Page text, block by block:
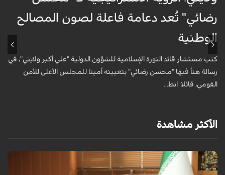
رضائي" تُعد دعامة فاعلة لصون المصالح
الوطنية
كتب مستشار قائد الثورة الإسلامية للشؤون الدولية "علي أكبر ولايتي"، في
رسالة هنأ فيها "محسن رضائي" بتعيينه أمينا للمجلس الأعلى للأمن
القومي، قائلا: انط...
الأكثر مشاهدة